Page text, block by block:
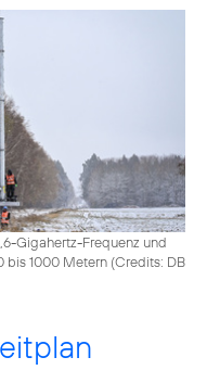
Gigahertz-Frequenz und
bis 1000 Metern (Credits: DB